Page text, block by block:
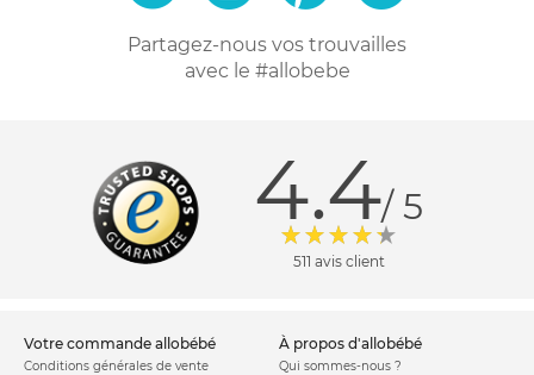
Partagez-nous vos trouvailles
avec le #allobebe
4.4/ 5
511 avis client
votre commande allobébé
Conditions générales de vente
à propos d'allobébé
Qui sommes-nous ?